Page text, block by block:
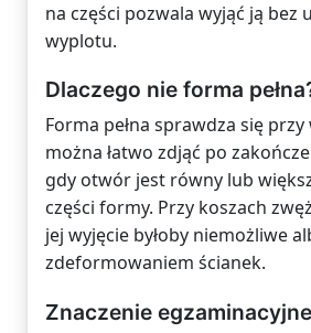
na części pozwala wyjąć ją bez
wyplotu.
Dlaczego nie forma
Forma pełna sprawdza się
można łatwo zdjąć po
gdy otwór jest równy lub
części formy. Przy koszach
jej wyjęcie byłoby niemożliwe
zdeformowaniem ścianek.
Znaczenie egzaminacyjne